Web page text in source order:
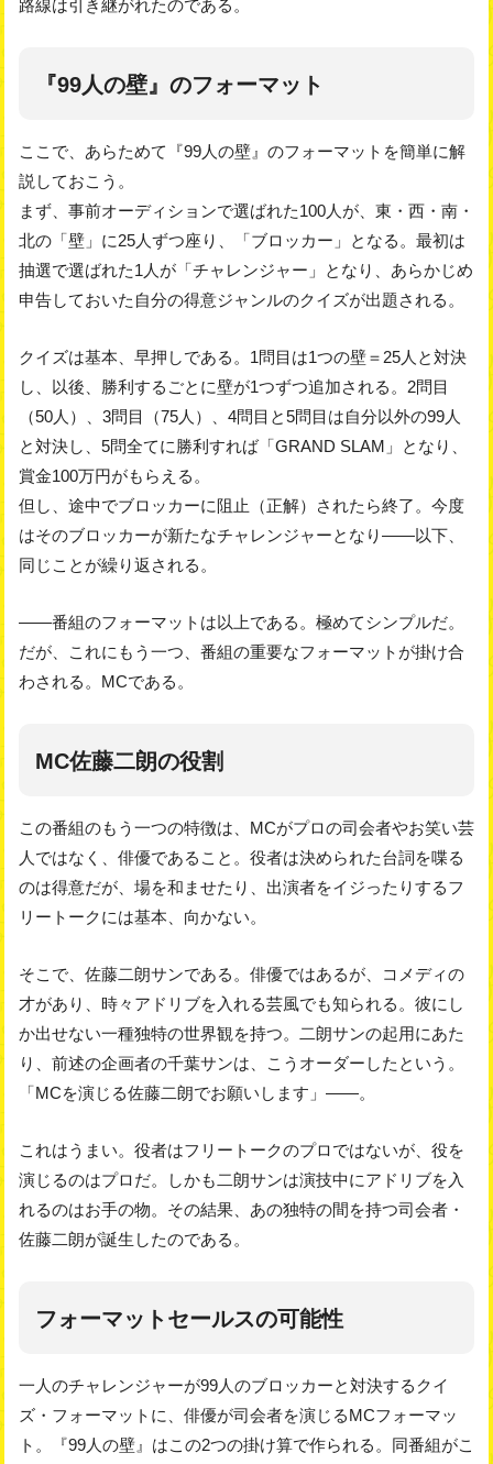
路線は引き継がれたのである。
『99人の壁』のフォーマット
ここで、あらためて『99人の壁』のフォーマットを簡単に解
説しておこう。
まず、事前オーディションで選ばれた100人が、東・西・南・
北の「壁」に25人ずつ座り、「ブロッカー」となる。最初は
抽選で選ばれた1人が「チャレンジャー」となり、あらかじめ
申告しておいた自分の得意ジャンルのクイズが出題される。
クイズは基本、早押しである。1問目は1つの壁＝25人と対決
し、以後、勝利するごとに壁が1つずつ追加される。2問目
（50人）、3問目（75人）、4問目と5問目は自分以外の99人
と対決し、5問全てに勝利すれば「GRAND SLAM」となり、
賞金100万円がもらえる。
但し、途中でブロッカーに阻止（正解）されたら終了。今度
はそのブロッカーが新たなチャレンジャーとなり――以下、
同じことが繰り返される。
――番組のフォーマットは以上である。極めてシンプルだ。
だが、これにもう一つ、番組の重要なフォーマットが掛け合
わされる。MCである。
MC佐藤二朗の役割
この番組のもう一つの特徴は、MCがプロの司会者やお笑い芸
人ではなく、俳優であること。役者は決められた台詞を喋る
のは得意だが、場を和ませたり、出演者をイジったりするフ
リートークには基本、向かない。
そこで、佐藤二朗サンである。俳優ではあるが、コメディの
才があり、時々アドリブを入れる芸風でも知られる。彼にし
か出せない一種独特の世界観を持つ。二朗サンの起用にあた
り、前述の企画者の千葉サンは、こうオーダーしたという。
「MCを演じる佐藤二朗でお願いします」――。
これはうまい。役者はフリートークのプロではないが、役を
演じるのはプロだ。しかも二朗サンは演技中にアドリブを入
れるのはお手の物。その結果、あの独特の間を持つ司会者・
佐藤二朗が誕生したのである。
フォーマットセールスの可能性
一人のチャレンジャーが99人のブロッカーと対決するクイ
ズ・フォーマットに、俳優が司会者を演じるMCフォーマッ
ト。『99人の壁』はこの2つの掛け算で作られる。同番組がこ